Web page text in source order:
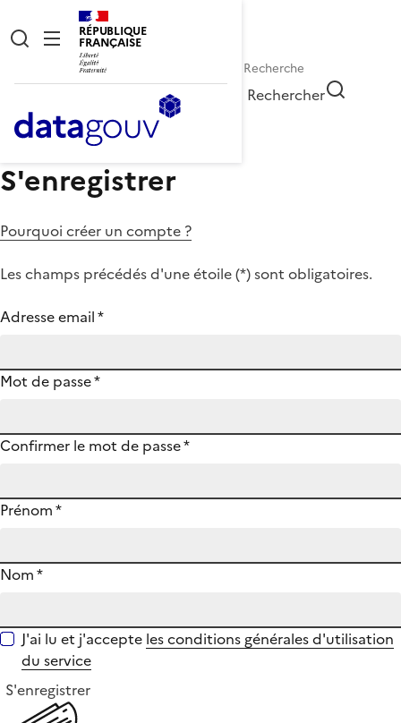
RÉPUBLIQUE
FRANÇAISE
Rechercher
S'enregistrer
Pourquoi créer un compte ?
Les champs précédés d'une étoile (*) sont obligatoires.
Adresse email*
Mot de passe*
Confirmer le mot de passe*
Prénom*
Nom*
J'ai lu et j'accepte les conditions générales d'utilisation
du service
S'enregistrer